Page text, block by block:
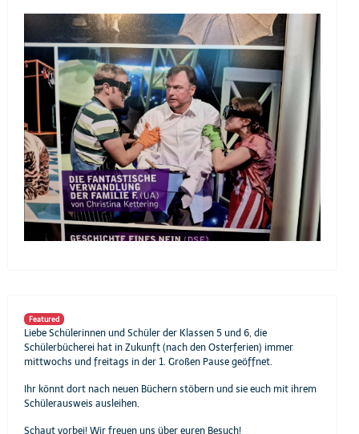
Featured
Liebe Schülerinnen und Schüler der Klassen 5 und 6, die
Schülerbücherei hat in Zukunft (nach den Osterferien) immer
mittwochs und freitags in der 1. Großen Pause geöffnet.
Ihr könnt dort nach neuen Büchern stöbern und sie euch mit ihrem
Schülerausweis ausleihen.
Schaut vorbei! Wir freuen uns über euren Besuch!